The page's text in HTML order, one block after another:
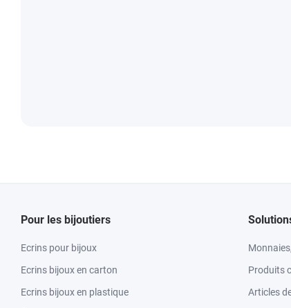
Pour les bijoutiers
Ecrins pour bijoux
Ecrins bijoux en carton
Ecrins bijoux en plastique
Produits
Articles